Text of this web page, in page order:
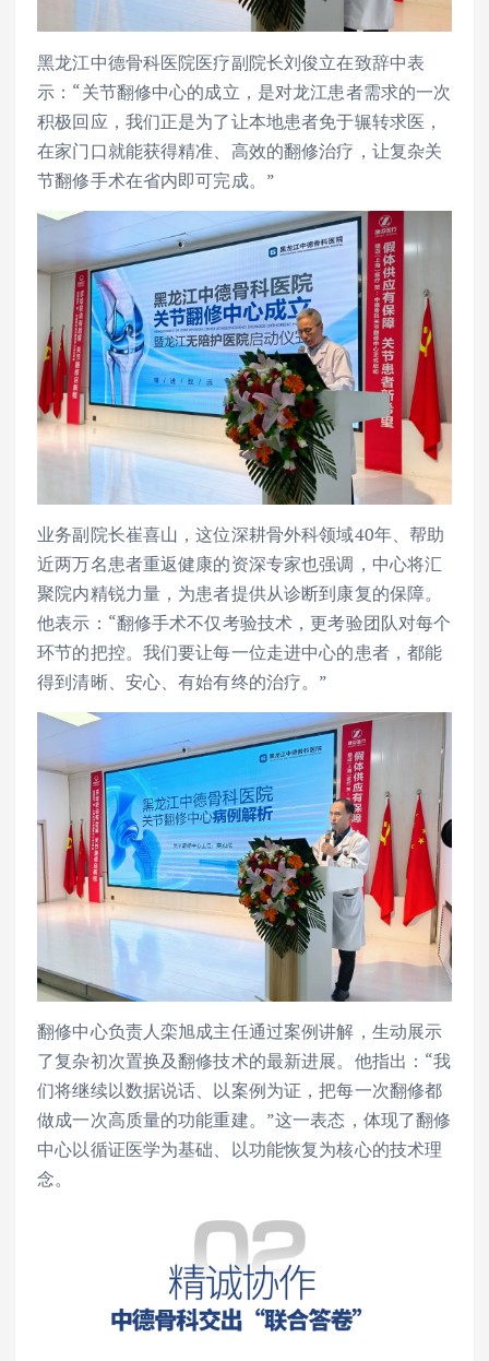
黑龙江中德骨科医院医疗副院长刘俊立在致辞中表
示：“关节翻修中心的成立，是对龙江患者需求的一次
积极回应，我们正是为了让本地患者免于辗转求医，
在家门口就能获得精准、高效的翻修治疗，让复杂关
节翻修手术在省内即可完成。”
业务副院长崔喜山，这位深耕骨外科领域40年、帮助
近两万名患者重返健康的资深专家也强调，中心将汇
聚院内精锐力量，为患者提供从诊断到康复的保障。
他表示：“翻修手术不仅考验技术，更考验团队对每个
环节的把控。我们要让每一位走进中心的患者，都能
得到清晰、安心、有始有终的治疗。”
翻修中心负责人栾旭成主任通过案例讲解，生动展示
了复杂初次置换及翻修技术的最新进展。他指出：“我
们将继续以数据说话、以案例为证，把每一次翻修都
做成一次高质量的功能重建。”这一表态，体现了翻修
中心以循证医学为基础、以功能恢复为核心的技术理
念。